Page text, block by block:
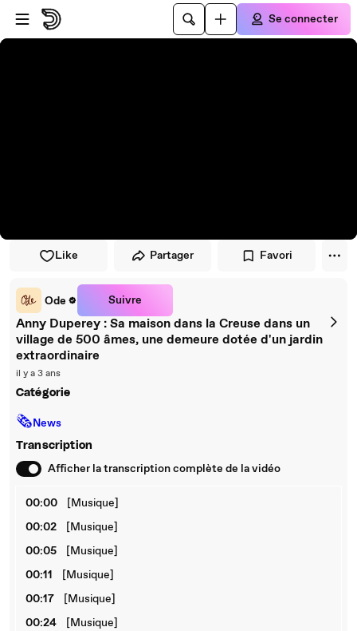
Passer au player
Passer au contenu principal
Se connecter
Like Partager Favori
Ode Suivre
Anny Duperey : Sa maison dans la Creuse dans un
village de 500 âmes, une demeure dotée d'un jardin
extraordinaire
il y a 3 ans
Catégorie
🗞News
Transcription
Afficher la transcription complète de la vidéo
00:00
[Musique]
00:02
[Musique]
00:05
[Musique]
00:11
[Musique]
00:17
[Musique]
00:24
[Musique]